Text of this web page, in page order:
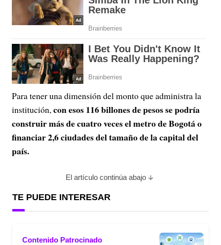
Para tener una dimensión del monto que administra la
institución,con esos 116 billones de pesos se podría
construir más de cuatro veces el metro de Bogotá o
financiar 2,6 ciudades del tamaño de la capital del
país.
El artículo continúa abajo
TE PUEDE INTERESAR
Contenido Patrocinado